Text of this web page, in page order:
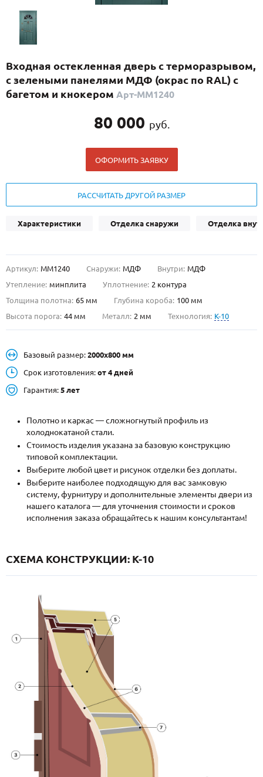
(29)
ПО НАЗНАЧЕНИЮ
ПО КОНСТРУКЦИИ
О НАС
Металлические двери от производителя с доставкой и установкой в
Москве и МО
НАЙТИ:
+7 (495) 411-44-41
INFO@META-M.RU
ЗАПРОСИТЬ РАСЧЕТ
Каталог Распродажа Как купить
Записаться на замер
Входная остекленная дверь с терморазрывом,
с зелеными панелями МДФ (окрас по RAL) с
багетом и кнокером Арт-ММ1240
80 000 руб.
ОФОРМИТЬ ЗАЯВКУ
РАССЧИТАТЬ ДРУГОЙ РАЗМЕР
Характеристики Отделка снаружи Отделка
Артикул: ММ1240 Снаружи: МДФ Внутри: МДФ
Утепление: минплита Уплотнение: 2 контура
Толщина полотна: 65 мм Глубина короба: 100 мм
Высота порога: 44 мм Металл: 2 мм Технология: K-10
Базовый размер: 2000х800 мм
Срок изготовления: от 4 дней
Гарантия: 5 лет
Полотно и каркас — сложногнутый профиль из
холоднокатаной стали.
Стоимость изделия указана за базовую конструкцию
типовой комплектации.
Выберите любой цвет и рисунок отделки без доплаты.
Выберите наиболее подходящую для вас замковую
систему, фурнитуру и дополнительные элементы двери из
нашего каталога — для уточнения стоимости и сроков
исполнения заказа обращайтесь к нашим консультантам!
СХЕМА КОНСТРУКЦИИ: K-10